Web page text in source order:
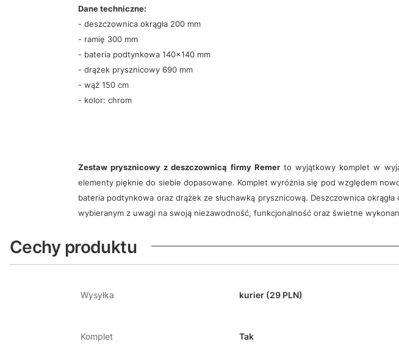
Dane techniczne:
- deszczownica okrągła 200 mm
- ramię 300 mm
- bateria podtynkowa 140x140 mm
- drążek prysznicowy 690 mm
- wąż 150 cm
- kolor: chrom
Zestaw prysznicowy z deszczownicą firmy Remerto wyjątkowy komplet w
elementy pięknie do siebie dopasowane. Komplet wyróżnia się pod względem
bateria podtynkowa oraz drążek ze słuchawką prysznicową. Deszczownica
wybieranym z uwagi na swoją niezawodność, funkcjonalność oraz świetne
Cechy produktu
Wysyłka kurier (29 PLN)
Komplet Tak